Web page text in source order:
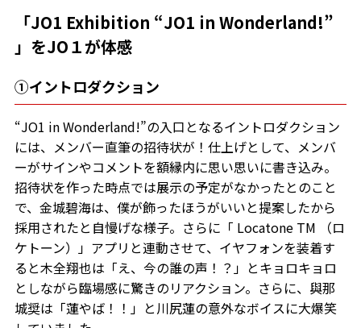
「JO1 Exhibition “JO1 in Wonderland!”
」をJO１が体感
①イントロダクション
“JO1 in Wonderland!”の入口となるイントロダクション
には、メンバー直筆の招待状が！仕上げとして、メンバ
ーがサインやコメントを額縁内に思い思いに書き込み。
招待状を作った時点では展示の予定がなかったとのこと
で、金城碧海は、僕が飾ったほうがいいと提案したから
採用されたと自慢げな様子。さらに「 Locatone TM （ロ
ケトーン）」アプリと連動させて、イヤフォンを装着す
ると木全翔也は「え、今の誰の声！？」とキョロキョロ
としながら臨場感に驚きのリアクション。さらに、與那
城奨は「蓮やば！！」と川尻蓮の意外なボイスに大爆笑